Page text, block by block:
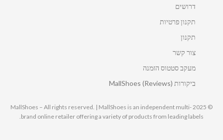
דרושים
תקנון פרטיות
תקנון
צור קשר
מעקב סטטוס הזמנה
ביקורות MallShoes (Reviews)
© 2025 MallShoes – All rights reserved. | MallShoes is an independent multi-
brand online retailer offering a variety of products from leading labels.